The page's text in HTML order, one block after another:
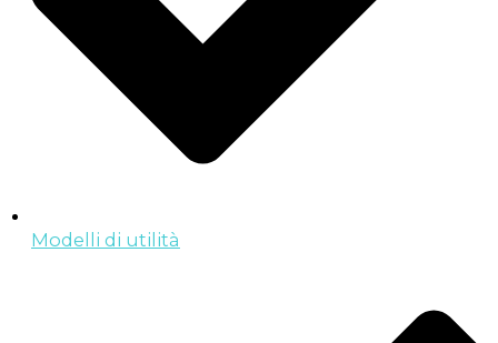
Modelli di utilità